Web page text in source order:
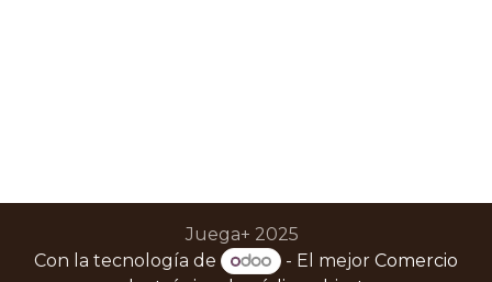
Juega+ 2025
Con la tecnología de
- El mejor Comercio